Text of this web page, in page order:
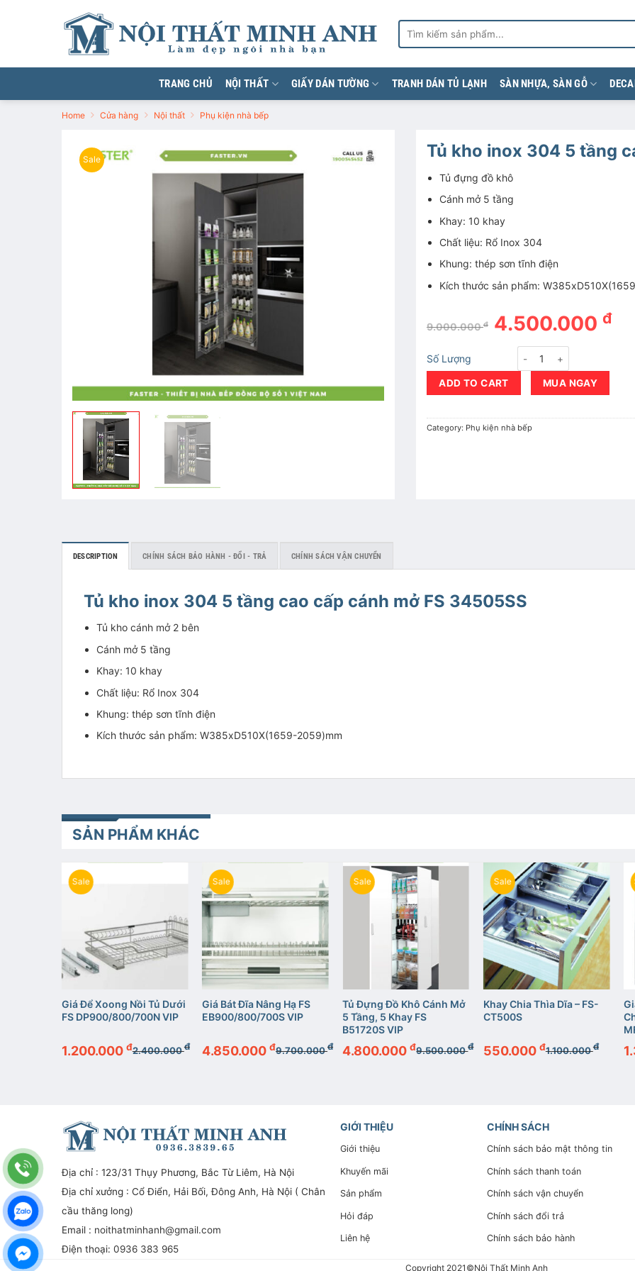
Search
for:
TRANG CHỦ NỘI THẤT GIẤY DÁN TƯỜNG TRANH DÁN TỦ LẠNH SÀN NHỰA, SÀN GỖ
Home Cửa hàng Nội thất Phụ kiện nhà bếp
Sale Tủ kho inox 304 5 tầng
Tủ đựng đồ khô
Cánh mở 5 tầng
Khay: 10 khay
Chất liệu: Rổ Inox 304
Khung: thép sơn tĩnh điện
Kích thước sản phẩm:
9.000.000đ 4.500.000đ
Số Lượng Tủ kho inox 304 5 tầng
ADD TO CART MUA NGAY
Category: Phụ kiện nhà bếp
DESCRIPTION CHÍNH SÁCH BẢO HÀNH - ĐỔI - TRẢ CHÍNH SÁCH VẬN CHUYỂN
Tủ kho inox 304 5 tầng cao cấp cánh mở FS 34505SS
Tủ kho cánh mở 2 bên
Cánh mở 5 tầng
Khay: 10 khay
Chất liệu: Rổ Inox 304
Khung: thép sơn tĩnh điện
Kích thước sản phẩm: W385xD510X(1659-2059)mm
SẢN PHẨM KHÁC
Sale
+
Giá Để Xoong Nồi Tủ Dưới
FS DP900/800/700N VIP
2.400.000đ
1.200.000 đ
Sale
+
Giá Bát Đĩa Nâng Hạ FS
EB900/800/700S VIP
9.700.000đ
4.850.000đ
Sale
Tủ Đựng Đồ Khô Cánh Mở
5 Tầng, 5 Khay FS
B51720S VIP
9.500.000đ
4.800.000đ
Sale
Khay Chia Thìa Dĩa – FS-
CT500S
1.100.000đ
550.000 đ
Địa chỉ : 123/31 Thụy Phương, Bắc Từ Liêm, Hà Nội
Địa chỉ xưởng : Cổ Điển, Hải Bối, Đông Anh, Hà Nội ( Chân
cầu thăng long)
Email : noithatminhanh@gmail.com
Điện thoại: 0936 383 965
GIỚI THIỆU
Giới thiệu
Khuyến mãi
Sản phẩm
Hỏi đáp
Liên hệ
CHÍNH SÁCH
Chính sách bảo mật thông tin
Chính sách thanh toán
Chính sách vận chuyển
Chính sách đổi trả
Chính sách bảo hành
Copyright 2021©Nội Thất Minh Anh